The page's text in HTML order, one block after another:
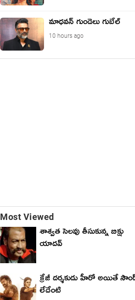
మాధ‌వ‌న్ గుండెలు గుబేల్‌
10 hours ago
Most Viewed
శాశ్వత సెలవు తీసుకున్న బిక్షు
యాదవ్
క్రేజీ దర్శకుడు హీరో అయితే
లేదేంటి